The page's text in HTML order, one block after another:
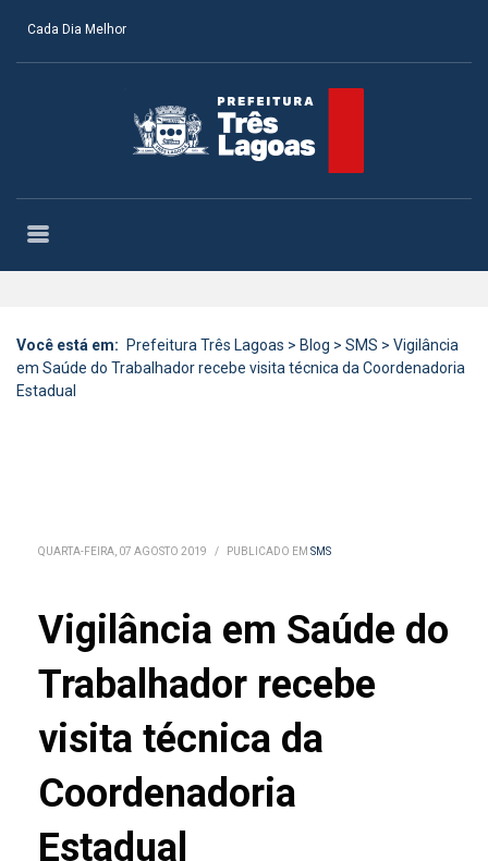
Cada Dia Melhor
Você está em: Prefeitura Três Lagoas > Blog > SMS > Vigilância
em Saúde do Trabalhador recebe visita técnica da Coordenadoria
Estadual
QUARTA-FEIRA, 07 AGOSTO 2019 / PUBLICADO EM SMS
Vigilância em Saúde do
Trabalhador recebe
visita técnica da
Coordenadoria
Estadual